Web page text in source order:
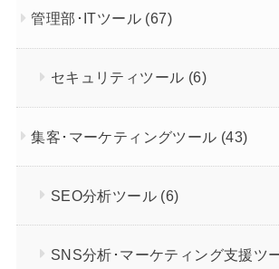
管理部･ITツール (67)
セキュリティツール (6)
集客･マーケティングツール (43)
SEO分析ツール (6)
SNS分析･マーケティング支援ツ